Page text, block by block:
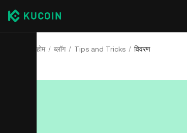
होम ब्लॉग Tips and Tricks विवरण